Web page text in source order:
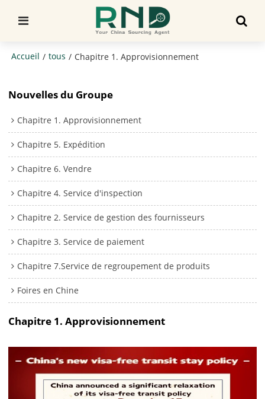
Accueil / tous / Chapitre 1. Approvisionnement
Nouvelles du Groupe
Chapitre 1. Approvisionnement
Chapitre 5. Expédition
Chapitre 6. Vendre
Chapitre 4. Service d'inspection
Chapitre 2. Service de gestion des fournisseurs
Chapitre 3. Service de paiement
Chapitre 7.Service de regroupement de produits
Foires en Chine
Chapitre 1. Approvisionnement